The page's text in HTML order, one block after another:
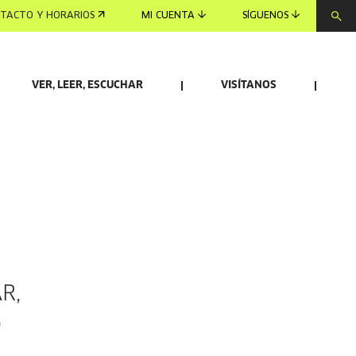
Y HORARIOS MI CUENTA SÍGUENOS
VER, LEER, ESCUCHAR VISÍTANOS